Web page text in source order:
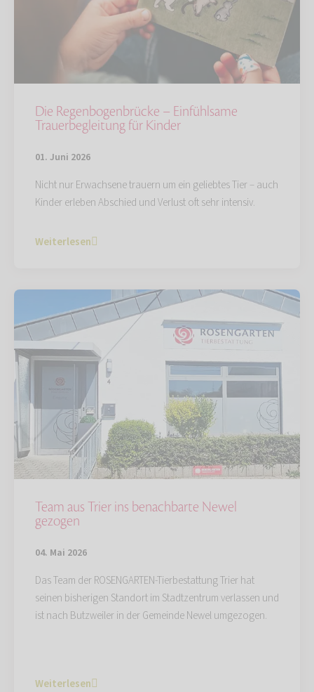
Die Regenbogenbrücke – Einfühlsame
Trauerbegleitung für Kinder
01. Juni 2026
Nicht nur Erwachsene trauern um ein geliebtes Tier – auch
Kinder erleben Abschied und Verlust oft sehr intensiv.
Weiterlesen
Team aus Trier ins benachbarte Newel
gezogen
04. Mai 2026
Das Team der ROSENGARTEN-Tierbestattung Trier hat
seinen bisherigen Standort im Stadtzentrum verlassen und
ist nach Butzweiler in der Gemeinde Newel umgezogen.
Weiterlesen